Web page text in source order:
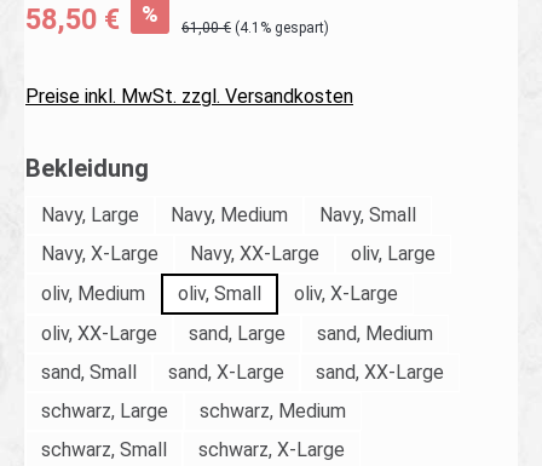
58,50 € %
61,00 € (4.1% gespart)
Preise inkl. MwSt. zzgl. Versandkosten
Bekleidung
Navy, Large Navy, Medium
Navy, Small
Navy, X-Large
Navy, XX-Large
oliv, Large
oliv, Medium
oliv, Small
oliv, X-Large
oliv, XX-Large
sand, Large
sand, Medium
sand, Small
sand, X-Large
sand, XX-Large
schwarz, Large
schwarz, Medium
schwarz, Small
schwarz, X-Large